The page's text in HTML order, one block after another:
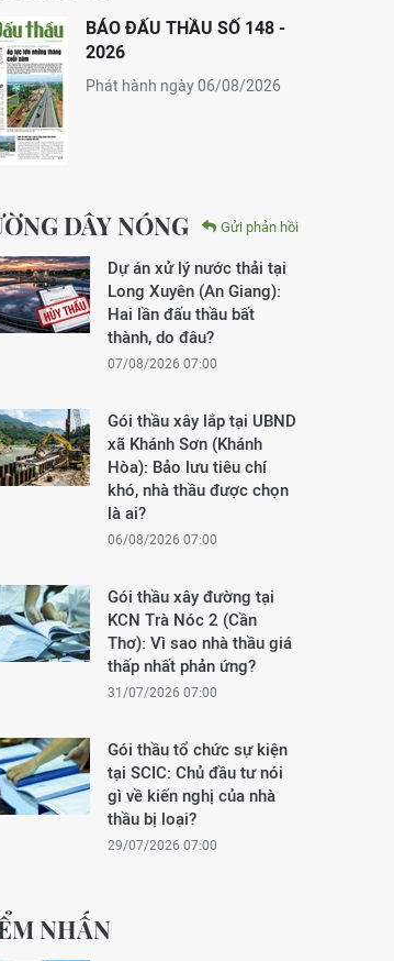
BÁO ĐẤU THẦU SỐ 148 -
2026
Phát hành ngày 06/08/2026
DÂY NÓNG Gửi phản hồi
Dự án xử lý nước thải tại
Long Xuyên (An Giang):
Hai lần đấu thầu bất
thành, do đâu?
07/08/2026 07:00
Gói thầu xây lắp tại UBND
xã Khánh Sơn (Khánh
Hòa): Bảo lưu tiêu chí
khó, nhà thầu được chọn
là ai?
06/08/2026 07:00
Gói thầu xây đường tại
KCN Trà Nóc 2 (Cần
Thơ): Vì sao nhà thầu giá
thấp nhất phản ứng?
31/07/2026 07:00
Gói thầu tổ chức sự kiện
tại SCIC: Chủ đầu tư nói
gì về kiến nghị của nhà
thầu bị loại?
29/07/2026 07:00
NHẤN